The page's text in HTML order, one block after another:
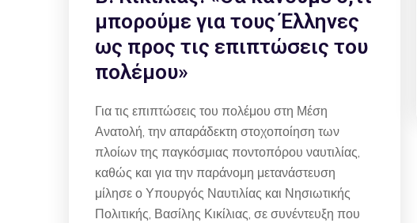
μπορούμε για τους Έλληνες
ως προς τις επιπτώσεις του
πολέμου»
Για τις επιπτώσεις του πολέμου στη Μέση
Ανατολή, την απαράδεκτη στοχοποίηση των
πλοίων της παγκόσμιας ποντοπόρου ναυτιλίας,
καθώς και για την παράνομη μετανάστευση
μίλησε ο Υπουργός Ναυτιλίας και Νησιωτικής
Πολιτικής, Βασίλης Κικίλιας, σε συνέντευξη που